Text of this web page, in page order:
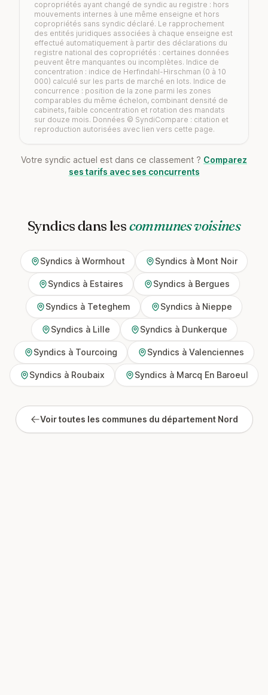
copropriétés ayant changé de syndic au registre : hors
mouvements internes à une même enseigne et hors
copropriétés sans syndic déclaré. Le rapprochement
des entités juridiques associées à chaque enseigne est
effectué automatiquement à partir des déclarations du
registre national des copropriétés : certaines données
peuvent être manquantes ou incomplètes. Indice de
concentration : indice de Herfindahl-Hirschman (0 à 10
000) calculé sur les parts de marché en lots. Indice de
concurrence : position de la zone parmi les zones
comparables du même échelon, combinant densité de
cabinets, faible concentration et rotation des mandats
sur douze mois. Données © SyndiCompare : citation et
reproduction autorisées avec lien vers cette page.
Votre syndic actuel est dans ce classement ? Comparez
ses tarifs avec ses concurrents
Syndics dans lescommunes voisines
Syndics à Wormhout Syndics à Mont Noir
Syndics à Estaires Syndics à Bergues
Syndics à Teteghem Syndics à Nieppe
Syndics à Lille Syndics à Dunkerque
Syndics à Tourcoing Syndics à Valenciennes
Syndics à Roubaix Syndics à Marcq En Baroeul
Voir toutes les communes du département Nord